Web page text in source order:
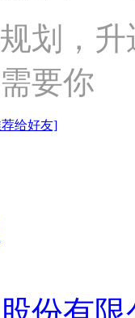
划，
要你
给好友]